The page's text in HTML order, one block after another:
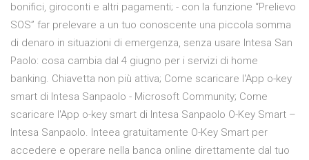
bonifici, giroconti e altri pagamenti; - con la funzione “Prelievo
SOS” far prelevare a un tuo conoscente una piccola somma
di denaro in situazioni di emergenza, senza usare Intesa San
Paolo: cosa cambia dal 4 giugno per i servizi di home
banking. Chiavetta non più attiva; Come scaricare l'App o-key
smart di Intesa Sanpaolo - Microsoft Community; Come
scaricare l'App o-key smart di Intesa Sanpaolo O-Key Smart –
Intesa Sanpaolo. Inteea gratuitamente O-Key Smart per
accedere e operare nella banca online direttamente dal tuo